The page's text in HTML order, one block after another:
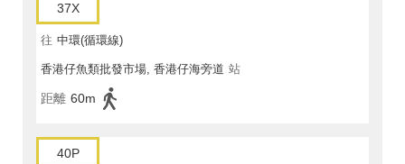
37X
往 中環(循環線)
香港仔魚類批發市場, 香港仔海旁道 站
距離 60m
40P